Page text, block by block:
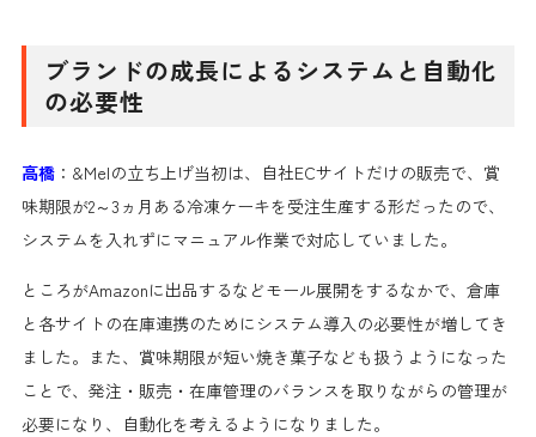
ブランドの成長によるシステムと自動化
の必要性
高橋：&Melの立ち上げ当初は、自社ECサイトだけの販売で、賞
味期限が2～3ヵ月ある冷凍ケーキを受注生産する形だったので、
システムを入れずにマニュアル作業で対応していました。
ところがAmazonに出品するなどモール展開をするなかで、倉庫
と各サイトの在庫連携のためにシステム導入の必要性が増してき
ました。また、賞味期限が短い焼き菓子なども扱うようになった
ことで、発注・販売・在庫管理のバランスを取りながらの管理が
必要になり、自動化を考えるようになりました。